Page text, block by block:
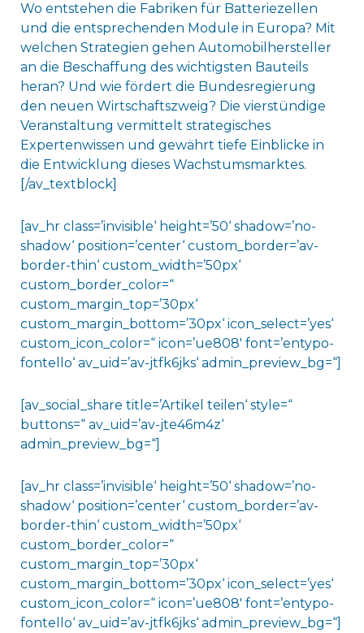
Wo entstehen die Fabriken für Batteriezellen
und die entsprechenden Module in Europa? Mit
welchen Strategien gehen Automobilhersteller
an die Beschaffung des wichtigsten Bauteils
heran? Und wie fördert die Bundesregierung
den neuen Wirtschaftszweig? Die vierstündige
Veranstaltung vermittelt strategisches
Expertenwissen und gewährt tiefe Einblicke in
die Entwicklung dieses Wachstumsmarktes.
[/av_textblock]
[av_hr class=’invisible‘ height=’50‘ shadow=’no-
shadow‘ position=’center‘ custom_border=’av-
border-thin‘ custom_width=’50px‘
custom_border_color=“
custom_margin_top=’30px‘
custom_margin_bottom=’30px‘ icon_select=’yes‘
custom_icon_color=“ icon=’ue808′ font=’entypo-
fontello‘ av_uid=’av-jtfk6jks‘ admin_preview_bg=“]
[av_social_share title=’Artikel teilen‘ style=“
buttons=“ av_uid=’av-jte46m4z‘
admin_preview_bg=“]
[av_hr class=’invisible‘ height=’50‘ shadow=’no-
shadow‘ position=’center‘ custom_border=’av-
border-thin‘ custom_width=’50px‘
custom_border_color=“
custom_margin_top=’30px‘
custom_margin_bottom=’30px‘ icon_select=’yes‘
custom_icon_color=“ icon=’ue808′ font=’entypo-
fontello‘ av_uid=’av-jtfk6jks‘ admin_preview_bg=“]